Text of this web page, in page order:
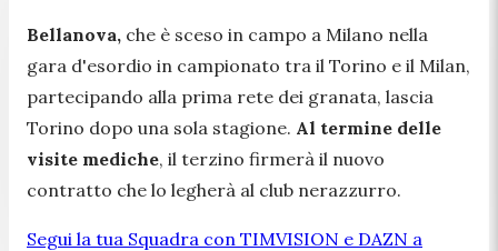
Bellanova, che è sceso in campo a Milano nella
gara d'esordio in campionato tra il Torino e il Milan,
partecipando alla prima rete dei granata, lascia
Torino dopo una sola stagione. Al termine delle
visite mediche, il terzino firmerà il nuovo
contratto che lo legherà al club nerazzurro.
Segui la tua Squadra con TIMVISION e DAZN a